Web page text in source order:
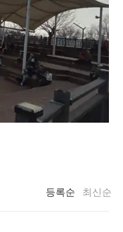
등록순 최신순